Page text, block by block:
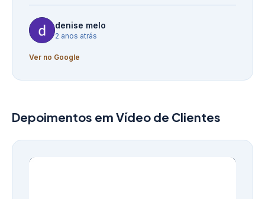
denise melo
2 anos atrás
Ver no Google
Depoimentos em Vídeo de Clientes